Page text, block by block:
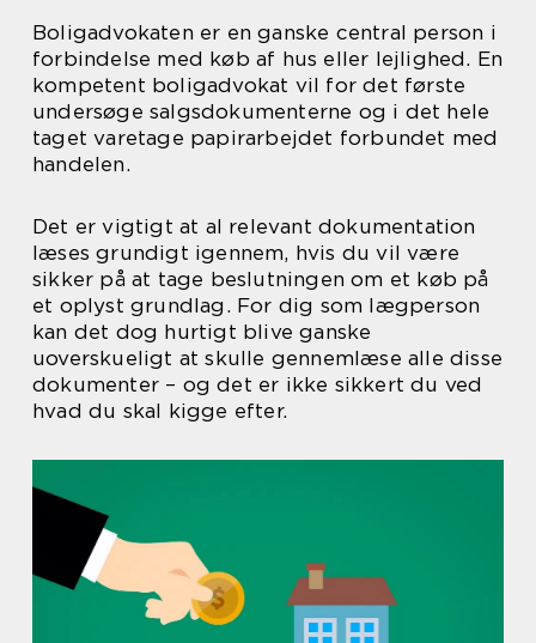
Boligadvokaten er en ganske central person i
forbindelse med køb af hus eller lejlighed. En
kompetent boligadvokat vil for det første
undersøge salgsdokumenterne og i det hele
taget varetage papirarbejdet forbundet med
handelen.
Det er vigtigt at al relevant dokumentation
læses grundigt igennem, hvis du vil være
sikker på at tage beslutningen om et køb på
et oplyst grundlag. For dig som lægperson
kan det dog hurtigt blive ganske
uoverskueligt at skulle gennemlæse alle disse
dokumenter – og det er ikke sikkert du ved
hvad du skal kigge efter.